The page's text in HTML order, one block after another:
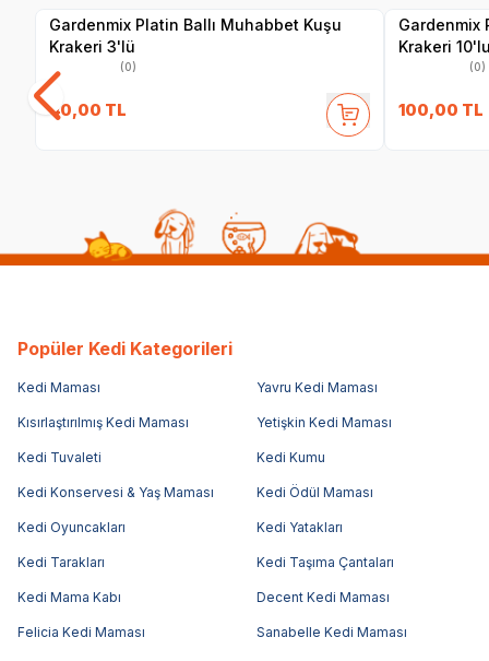
Gardenmix Platin Ballı Muhabbet Kuşu
Krakeri 3'lü
(0)
40,00 TL
Gardenmix
Krakeri 10'lu
(0)
100,00 TL
Popüler Kedi Kategorileri
Kedi Maması Yavru Kedi Maması
Kısırlaştırılmış Kedi Maması Yetişkin Kedi Maması
Kedi Tuvaleti Kedi Kumu
Kedi Konservesi & Yaş Maması Kedi Ödül Maması
Kedi Oyuncakları Kedi Yatakları
Kedi Tarakları Kedi Taşıma Çantaları
Kedi Mama Kabı Decent Kedi Maması
Felicia Kedi Maması Sanabelle Kedi Maması